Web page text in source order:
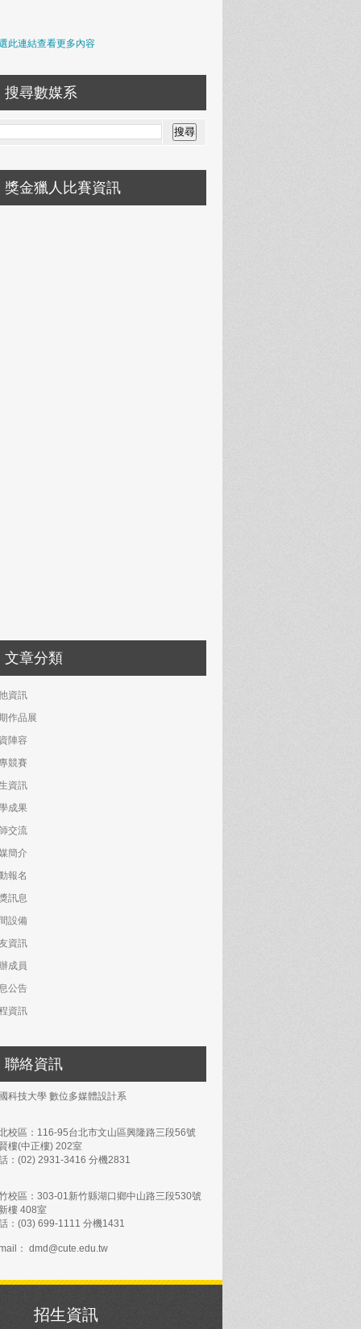
此連結查看更多內容
搜尋數媒系
獎金獵人比賽資訊
文章分類
資訊
作品展
陣容
競賽
資訊
成果
交流
簡介
報名
訊息
設備
資訊
成員
公告
資訊
聯絡資訊
科技大學 數位多媒體設計系
校區：116-95台北市文山區興隆路三段56號
樓(中正樓) 202室
：(02) 2931-3416 分機2831
校區：303-01新竹縣湖口鄉中山路三段530號
樓 408室
：(03) 699-1111 分機1431
： dmd@cute.edu.tw
招生資訊